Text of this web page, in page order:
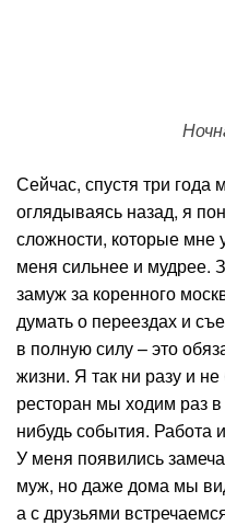
Сейчас, спустя три года
оглядываясь назад, я
сложности, которые мне
меня сильнее и мудрее.
замуж за коренного
думать о переездах и
в полную силу – это
жизни. Я так ни разу и
ресторан мы ходим раз в
нибудь события. Работа
У меня появились
муж, но даже дома мы
а с друзьями